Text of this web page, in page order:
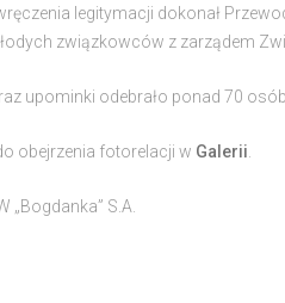
legitymacji dokonał
związkowców z zarządem
upominki odebrało ponad 70
obejrzenia fotorelacji w Galerii
„Bogdanka” S.A.